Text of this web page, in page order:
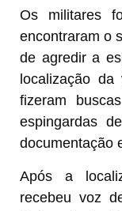
Os militares
encontraram o
de agredir a
localização
fizeram
espingardas
documentação
Após a
recebeu voz